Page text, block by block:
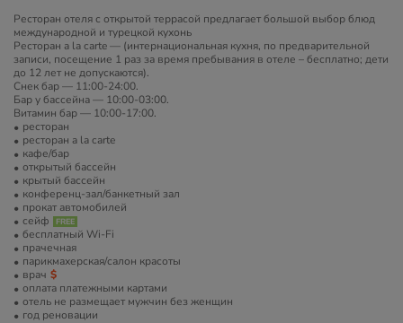
Ресторан отеля с открытой террасой предлагает большой выбор блюд
международной и турецкой кухонь
Ресторан a la carte — (интернациональная кухня, по предварительной
записи, посещение 1 раз за время пребывания в отеле – бесплатно; дети
до 12 лет не допускаются).
Снек бар — 11:00-24:00.
Бар у бассейна — 10:00-03:00.
Витамин бар — 10:00-17:00.
ресторан
ресторан a la carte
кафе/бар
открытый бассейн
крытый бассейн
конференц-зал/банкетный зал
прокат автомобилей
сейф
бесплатный Wi-Fi
прачечная
парикмахерская/салон красоты
врач
оплата платежными картами
отель не размещает мужчин без женщин
год реновации